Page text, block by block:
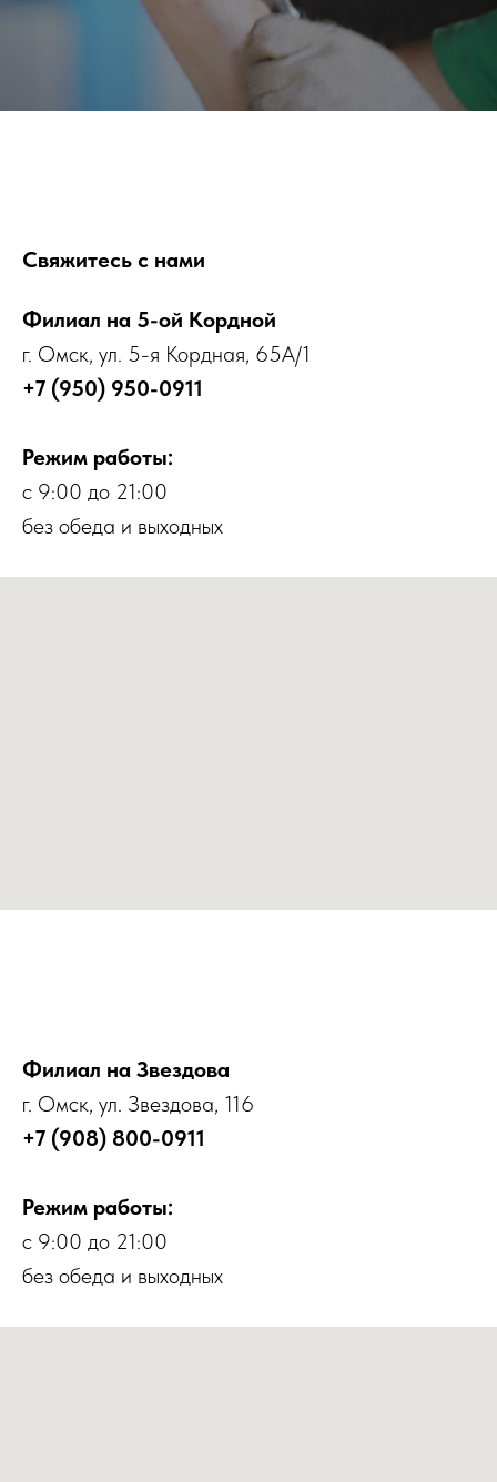
Свяжитесь с нами
Филиал на 5-ой Кордной
г. Омск, ул. 5-я Кордная, 65А/1
+7 (950) 950-0911
Режим работы:
с 9:00 до 21:00
без обеда и выходных
Филиал на Звездова
г. Омск, ул. Звездова, 116
+7 (908) 800-0911
Режим работы:
с 9:00 до 21:00
без обеда и выходных